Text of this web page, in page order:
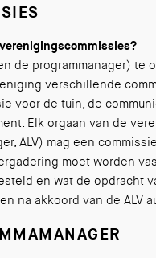
de programmanager) te
verschillende
voor de tuin, de
Elk orgaan van de
ALV) mag een
moet worden
en wat de opdracht
na akkoord van de ALV